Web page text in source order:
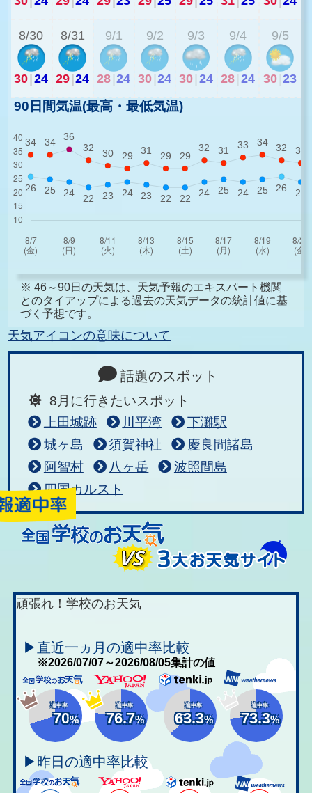
8/30
30 24
8/31
29 24
9/1
28 24
9/2
30 24
9/3
30 24
9/4
28 24
9/5
30 23
90日間気温(最高・最低気温)
※ 46～90日の天気は、天気予報のエキスパート機関
とのタイアップによる過去の天気データの統計値に基
づく予想です。
天気アイコンの意味について
話題のスポット
8月に行きたいスポット
上田城跡
川平湾
下灘駅
城ヶ島
須賀神社
慶良間諸島
阿智村
八ヶ岳
波照間島
四国カルスト
頑張れ！学校のお天気
▶直近一ヵ月の適中率比較
※2026/07/07～2026/08/05集計の値
適中率
70%
適中率
76.7%
適中率
63.3%
適中率
73.3%
▶昨日の適中率比較